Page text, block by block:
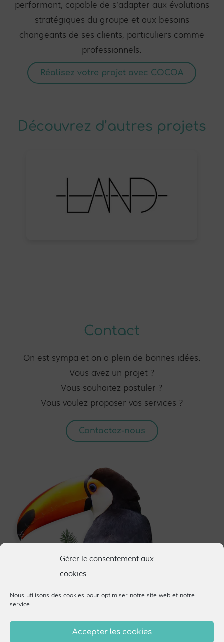
Gérer le consentement aux
cookies
Nous utilisons des cookies pour optimiser notre site web et notre
service.
Accepter les cookies
performant, capable de s’adapter aux évolutions
stratégiques du groupe et aux besoins
changeants de ses clients, particuliers comme
professionnels.
Réalisez votre projet avec COCOA
Découvrez d’autres projets
Contact
On est sympa et on a plein de bonnes idées.
Vous avez un projet ?
Vous souhaitez postuler ?
Vous voulez proposer vos services ?
Contactez-nous
Lun-Ven 9h-17h